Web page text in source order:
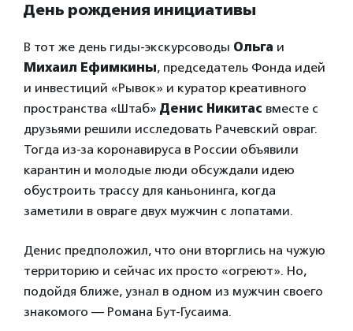
День рождения инициативы
В тот же день гиды-экскурсоводы Ольга и
Михаил Ефимкины, председатель Фонда идей
и инвестиций «Рывок» и куратор креативного
пространства «Штаб» Денис Никитас вместе с
друзьями решили исследовать Рачевский овраг.
Тогда из-за коронавируса в России объявили
карантин и молодые люди обсуждали идею
обустроить трассу для каньонинга, когда
заметили в овраге двух мужчин с лопатами.
Денис предположил, что они вторглись на чужую
территорию и сейчас их просто «огреют». Но,
подойдя ближе, узнал в одном из мужчин своего
знакомого — Романа Бут-Гусаима.